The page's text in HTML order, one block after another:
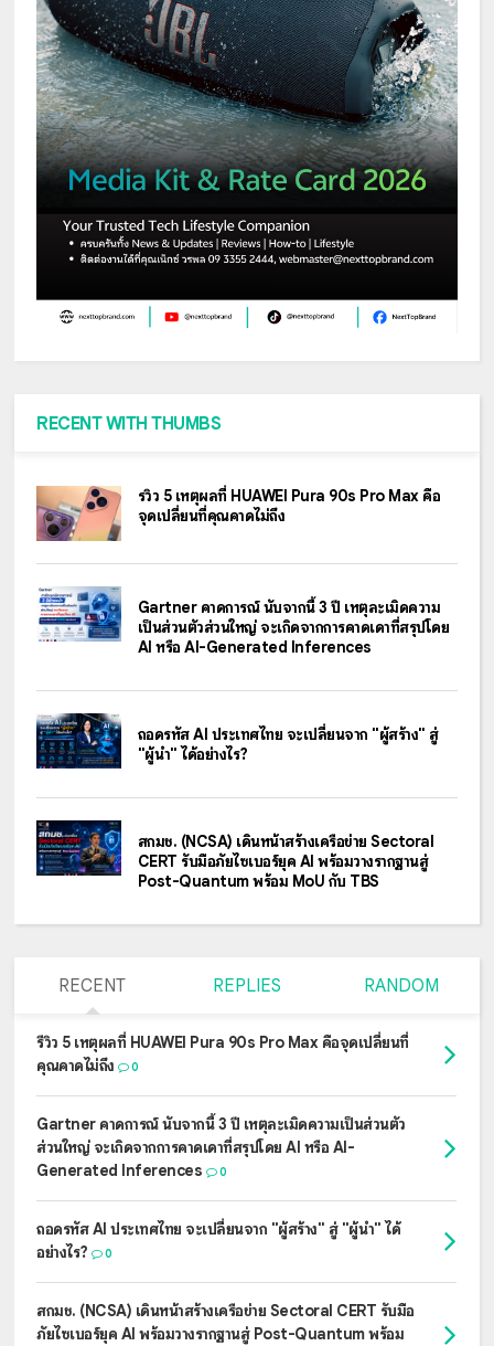
RECENT WITH THUMBS
รีวิว 5 เหตุผลที่ HUAWEI Pura 90s Pro Max คือ
จุดเปลี่ยนที่คุณคาดไม่ถึง
Gartner คาดการณ์ นับจากนี้ 3 ปี เหตุละเมิดความ
เป็นส่วนตัวส่วนใหญ่ จะเกิดจากการคาดเดาที่สรุปโดย
AI หรือ AI-Generated Inferences
ถอดรหัส AI ประเทศไทย จะเปลี่ยนจาก "ผู้สร้าง" สู่
"ผู้นำ" ได้อย่างไร?
สกมช. (NCSA) เดินหน้าสร้างเครือข่าย Sectoral
CERT รับมือภัยไซเบอร์ยุค AI พร้อมวางรากฐานสู่
Post-Quantum พร้อม MoU กับ TBS
RECENT REPLIES RANDOM
รีวิว 5 เหตุผลที่ HUAWEI Pura 90s Pro Max คือจุดเปลี่ยนที่
คุณคาดไม่ถึง
0
Gartner คาดการณ์ นับจากนี้ 3 ปี เหตุละเมิดความเป็นส่วนตัว
ส่วนใหญ่ จะเกิดจากการคาดเดาที่สรุปโดย AI หรือ AI-
Generated Inferences
0
ถอดรหัส AI ประเทศไทย จะเปลี่ยนจาก "ผู้สร้าง" สู่ "ผู้นำ" ได้
อย่างไร?
0
สกมช. (NCSA) เดินหน้าสร้างเครือข่าย Sectoral CERT รับมือ
ภัยไซเบอร์ยุค AI พร้อมวางรากฐานสู่ Post-Quantum พร้อม